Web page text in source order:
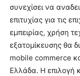
συνεχίσει να
επιτυχίας για τις
εμπειρίας, χρήση
εξατομίκευσης θα
mobile commerce
Ελλάδα. Η επιλογή